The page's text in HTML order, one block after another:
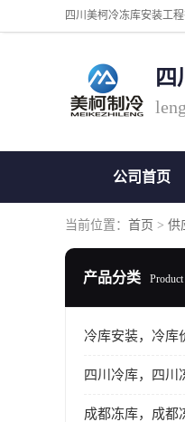
公司首页
当前位置： 首页 > 供
产品分类 Product
冷库安装，冷库
四川冷库，四川
成都冻库，成都